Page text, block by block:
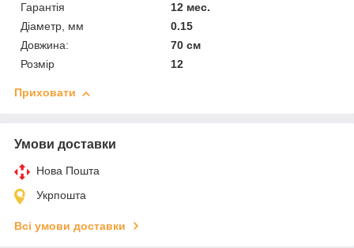
Гарантія
12 мес.
Діаметр, мм
0.15
Довжина:
70 см
Розмір
12
Приховати
Умови доставки
Нова Пошта
Укрпошта
Всі умови доставки